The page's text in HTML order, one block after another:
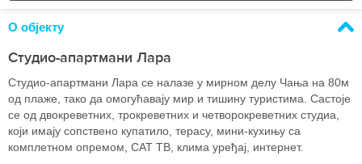
О објекту
Студио-апартмани Лара
Студио-апартмани Лара се налазе у мирном делу Чања на 80м
од плаже, тако да омогућавају мир и тишину туристима. Састоје
се од двокреветних, трокреветних и четворокреветних студиа,
који имају сопствено купатило, терасу, мини-кухињу са
комплетном опремом, САТ ТВ, клима уређај, интернет.